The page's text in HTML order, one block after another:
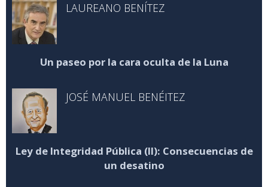
LAUREANO BENÍTEZ
Un paseo por la cara oculta de la Luna
JOSÉ MANUEL BENÉITEZ
Ley de Integridad Pública (II): Consecuencias de
un desatino